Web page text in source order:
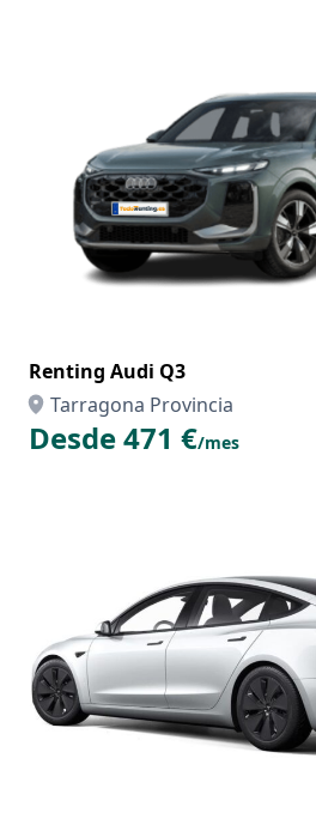
Renting Audi Q3
Tarragona Provincia
Desde 471 €/mes